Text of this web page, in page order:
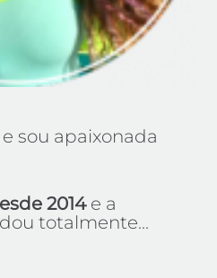
e sou apaixonada
2014e a
totalmente...